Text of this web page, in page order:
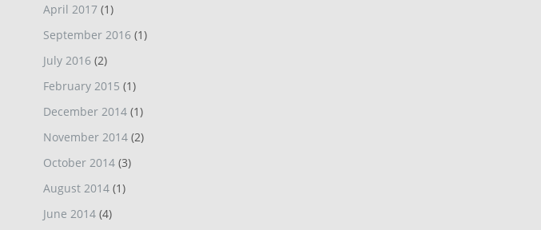
April 2017(1)
September 2016(1)
July 2016(2)
February 2015 (1)
December 2014(1)
November 2014(2)
October 2014(3)
August 2014(1)
June 2014(4)